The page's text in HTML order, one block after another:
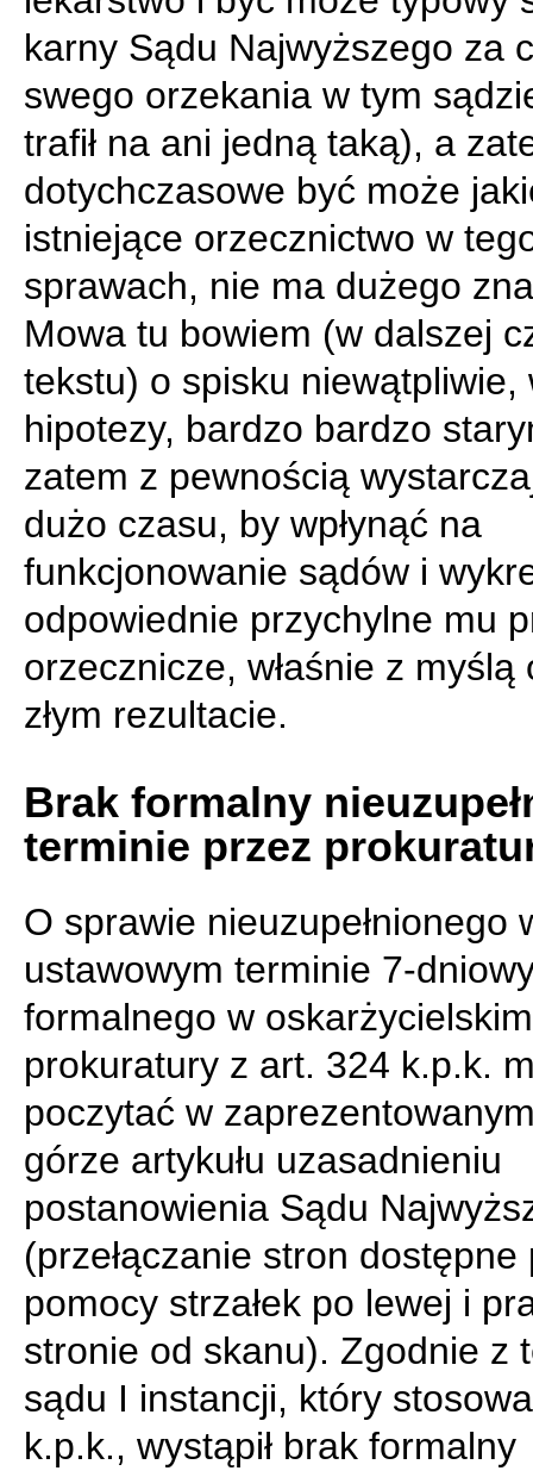
karny Sądu Najwyższego za
swego orzekania w tym
trafił na ani jedną taką), a
dotychczasowe być może
istniejące orzecznictwo w
sprawach, nie ma dużego
Mowa tu bowiem (w dalszej
tekstu) o spisku niewątpliwie,
hipotezy, bardzo bardzo
zatem z pewnością
dużo czasu, by wpłynąć na
funkcjonowanie sądów i
odpowiednie przychylne mu
orzecznicze, właśnie z myślą
złym rezultacie.
Brak formalny
terminie przez
O sprawie nieuzupełnionego
ustawowym terminie 7-
formalnego w
prokuratury z art. 324 k.p.k.
poczytać w
górze artykułu uzasadnieniu
postanowienia Sądu
(przełączanie stron dostępne
pomocy strzałek po lewej i
stronie od skanu). Zgodnie z
sądu I instancji, który
k.p.k., wystąpił brak formalny